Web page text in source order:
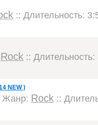
:: Длительность:
Rock ::
NEW )
Жанр: Rock ::